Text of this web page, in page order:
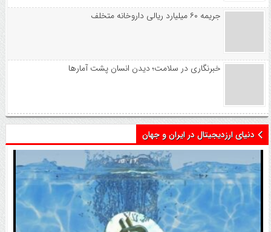
جریمه ۶۰ میلیارد ریالی داروخانه متخلف
خبرنگاری در سلامت؛ دیدن انسان پشت آمارها
دنیای ارزدیجیتال در ایران و جهان